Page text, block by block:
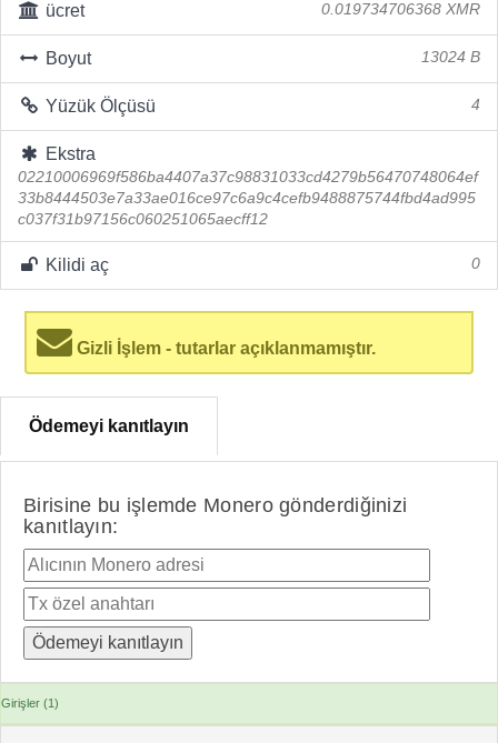
ücret 0.019734706368 XMR
Boyut 13024 B
Yüzük Ölçüsü 4
Ekstra
02210006969f586ba4407a37c98831033cd4279b56470748064ef
33b8444503e7a33ae016ce97c6a9c4cefb9488875744fbd4ad995
c037f31b97156c060251065aecff12
Kilidi aç 0
Gizli İşlem - tutarlar açıklanmamıştır.
Ödemeyi kanıtlayın
Birisine bu işlemde Monero gönderdiğinizi
kanıtlayın:
Girişler (1)